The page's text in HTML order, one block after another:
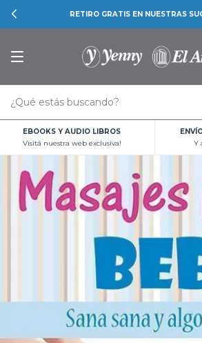
RETIRO GRATIS EN NUESTRAS
EBOOKS Y AUDIO LIBROS
Visitá nuestra web exclusiva!
Y